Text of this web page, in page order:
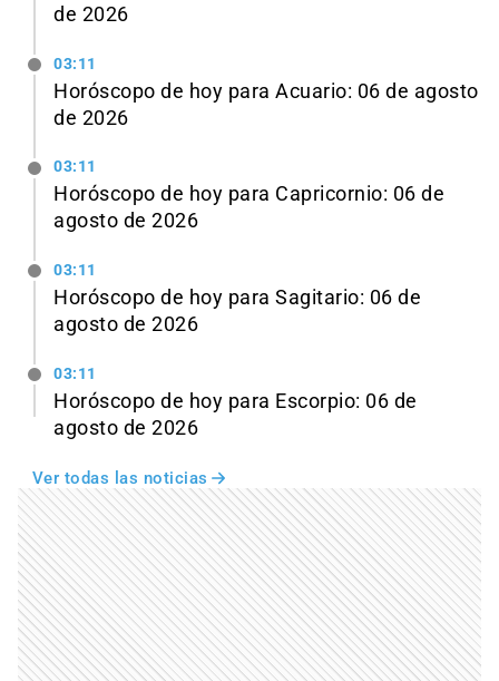
de 2026
03:11
Horóscopo de hoy para Acuario: 06 de agosto
de 2026
03:11
Horóscopo de hoy para Capricornio: 06 de
agosto de 2026
03:11
Horóscopo de hoy para Sagitario: 06 de
agosto de 2026
03:11
Horóscopo de hoy para Escorpio: 06 de
agosto de 2026
Ver todas las noticias